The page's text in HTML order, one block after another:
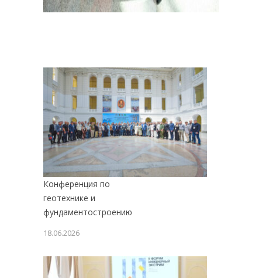
Конференция по
геотехнике и
фундаментостроению
18.06.2026